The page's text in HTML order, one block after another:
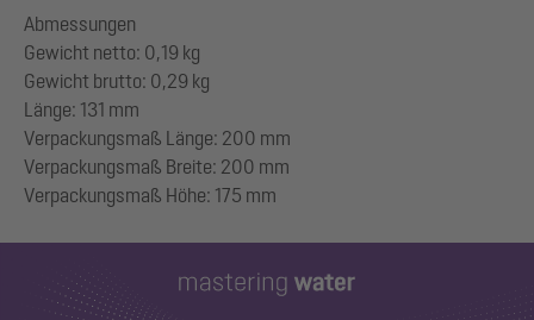
Abmessungen
Gewicht netto: 0,19 kg
Gewicht brutto: 0,29 kg
Länge: 131 mm
Verpackungsmaß Länge: 200 mm
Verpackungsmaß Breite: 200 mm